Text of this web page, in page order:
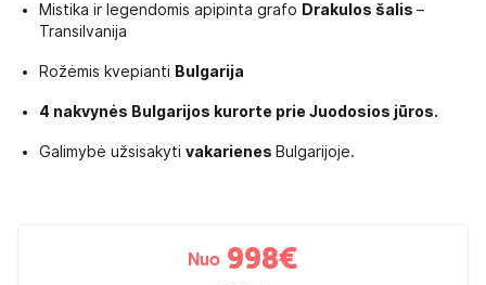
Mistika ir legendomis apipinta grafo Drakulos šalis –
Transilvanija
Rožėmis kvepianti Bulgarija
4 nakvynės Bulgarijos kurorte prie Juodosios jūros.
Galimybė užsisakyti vakarienes Bulgarijoje.
Nuo 998€